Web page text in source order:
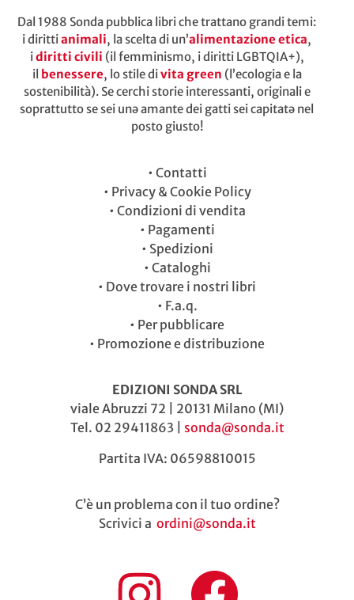
Dal 1988 Sonda pubblica libri che trattano grandi temi:
i dirittianimali, la scelta di un’alimentazione etica,
idiritti civili (il femminismo, i diritti LGBTQIA+),
il benessere, lo stile divita green (l’ecologia e la
sostenibilità). Se cerchi storie interessanti, originali e
soprattutto se sei unə amante dei gatti sei capitatə nel
posto giusto!
• Contatti
• Privacy & Cookie Policy
• Condizioni di vendita
• Pagamenti
• Spedizioni
• Cataloghi
• Dove trovare i nostri libri
• F.a.q.
• Per pubblicare
• Promozione e distribuzione
EDIZIONI SONDA SRL
viale Abruzzi 72 | 20131 Milano (MI)
Tel. 02 29411863 | sonda@sonda.it
Partita IVA: 06598810015
C’è un problema con il tuo ordine?
Scrivici a ordini@sonda.it